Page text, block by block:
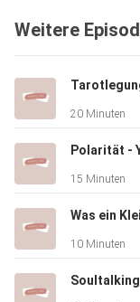
Weitere
20 Minuten
15 Minuten
10 Minuten